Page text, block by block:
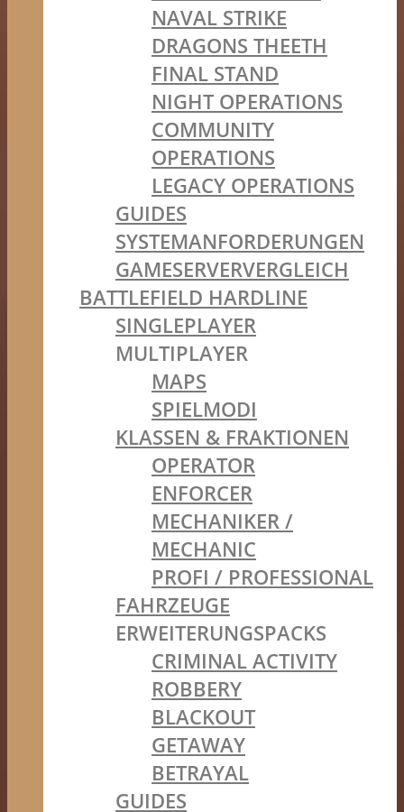
NAVAL STRIKE
DRAGONS THEETH
FINAL STAND
NIGHT OPERATIONS
COMMUNITY
OPERATIONS
LEGACY OPERATIONS
GUIDES
SYSTEMANFORDERUNGEN
GAMESERVERVERGLEICH
BATTLEFIELD HARDLINE
SINGLEPLAYER
MULTIPLAYER
MAPS
SPIELMODI
KLASSEN & FRAKTIONEN
OPERATOR
ENFORCER
MECHANIKER /
MECHANIC
PROFI / PROFESSIONAL
FAHRZEUGE
ERWEITERUNGSPACKS
CRIMINAL ACTIVITY
ROBBERY
BLACKOUT
GETAWAY
BETRAYAL
GUIDES